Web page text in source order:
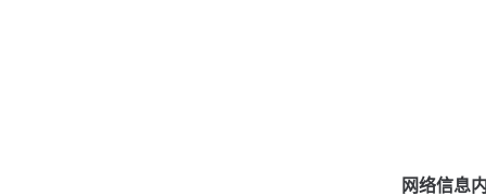
网络信息